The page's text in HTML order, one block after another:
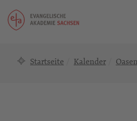
Startseite Kalender